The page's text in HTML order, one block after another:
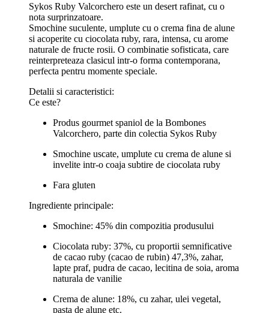
Sykos Ruby Valcorchero este un desert rafinat, cu o
nota surprinzatoare.
Smochine suculente, umplute cu o crema fina de alune
si acoperite cu ciocolata ruby, rara, intensa, cu arome
naturale de fructe rosii. O combinatie sofisticata, care
reinterpreteaza clasicul intr-o forma contemporana,
perfecta pentru momente speciale.
Detalii si caracteristici:
Ce este?
Produs gourmet spaniol de la Bombones
Valcorchero, parte din colectia Sykos Ruby
Smochine uscate, umplute cu crema de alune si
invelite intr-o coaja subtire de ciocolata ruby
Fara gluten
Ingrediente principale:
Smochine: 45% din compozitia produsului
Ciocolata ruby: 37%, cu proportii semnificative
de cacao ruby (cacao de rubin) 47,3%, zahar,
lapte praf, pudra de cacao, lecitina de soia, aroma
naturala de vanilie
Crema de alune: 18%, cu zahar, ulei vegetal,
pasta de alune etc.